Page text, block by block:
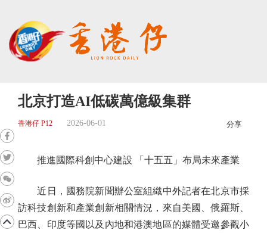
北京打造AI低碳萬億級集群
香港仔 P12 2026-06-01 分享
推進國際科創中心建設 「十五五」布局未來產業
近日，國務院新聞辦公室組織中外記者在北京市採
訪科技創新和產業創新相關情況，來自美國、俄羅斯、
巴西、印度等國以及內地和港澳地區的媒體受邀參觀小